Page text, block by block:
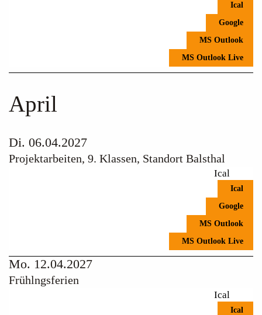
Ical
Google
MS Outlook
MS Outlook Live
April
Di. 06.04.2027
Projektarbeiten, 9. Klassen, Standort Balsthal
Ical
Ical
Google
MS Outlook
MS Outlook Live
Mo. 12.04.2027
Frühlngsferien
Ical
Ical